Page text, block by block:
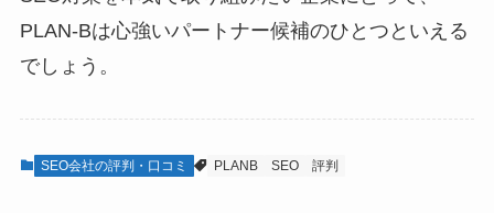
PLAN-Bは心強いパートナー候補のひとつといえる
でしょう。
SEO会社の評判・口コミ PLANB SEO 評判